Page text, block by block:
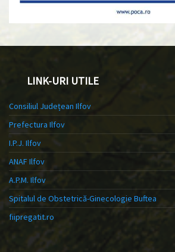
LINK-URI UTILE
Consiliul Județean Ilfov
Prefectura Ilfov
I.P.J. Ilfov
ANAF Ilfov
A.P.M. Ilfov
Spitalul de Obstetrică-Ginecologie Buftea
fiipregatit.ro